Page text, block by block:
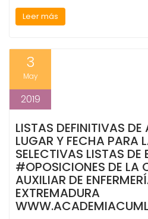
Leer más
3
May
2019
LISTAS DEFINITIVAS
LUGAR Y FECHA PARA
SELECTIVAS LISTAS DE
#OPOSICIONES DE LA
AUXILIAR DE
EXTREMADURA